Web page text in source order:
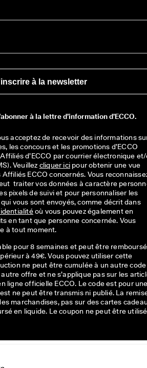
à la newsletter
à la lettre d’information d’ECCO.
acceptez de recevoir des informations
les concours et les promotions d’ECCO
d’ECCO par courrier électronique
Veuillez cliquer ici pour obtenir une vue
Affiliés ECCO concernés. Vous
traiter vos données à caractère
pixels de suivi et pour personnaliser les
vous sont envoyés, comme décrit dans
où vous pouvez également en
en tant que personne concernée. Vous
à tout moment.
pour 8 semaines et peut être remboursé
à 49€. Vous pouvez utiliser cette
ne peut être cumulée à un autre code
offre et ne s’applique pas sur les
ligne officielle ECCO. Le code est pour
ne peut être transmis ni publié. La
marchandises, pas sur des cartes
en liquide. Le coupon ne peut être utilisé